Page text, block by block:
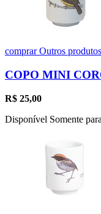
comprarOutros produtos
COPO MINI
R$ 25,00
Disponível Somente